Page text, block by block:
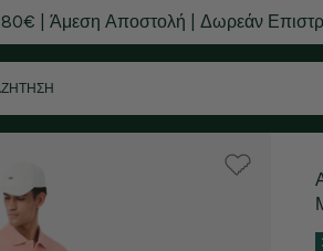
| Άμεση Αποστολή | Δωρεάν